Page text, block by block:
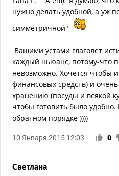
нужно делать удобной, а уж
симметричной"
Вашими устами глаголет
каждый ньюанс, потому-что
невозможно. Хочется чтобы
финансовых средств) и
хранению (посуды и всякой
чтобы готовить было
обратном порядке ))))
10 Января 2015 12:03 0
Светлана